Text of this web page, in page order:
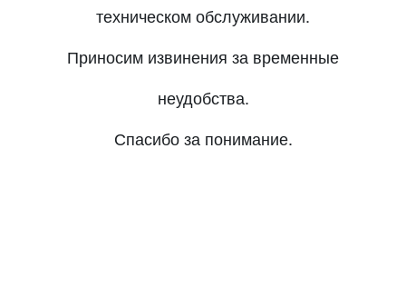
техническом обслуживании.
Приносим извинения за временные
неудобства.
Спасибо за понимание.